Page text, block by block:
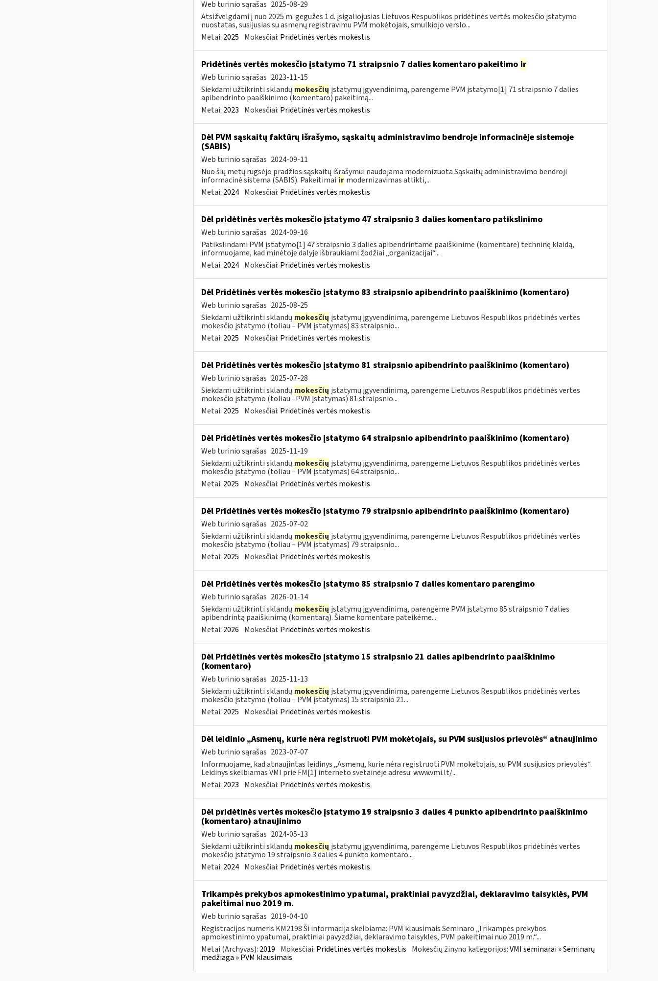
Web turinio sąrašas 2025-08-29
Atsižvelgdami į nuo 2025 m. gegužės 1 d. įsigaliojusias Lietuvos Respublikos pridėtinės vertės mokesčio įstatymo
nuostatas, susijusias su asmenų registravimu PVM mokėtojais, smulkiojo verslo...
Metai: 2025 Mokesčiai: Pridėtinės vertės mokestis
Pridėtinės vertės mokesčio įstatymo 71 straipsnio 7 dalies komentaro pakeitimo ir
Web turinio sąrašas 2023-11-15
Siekdami užtikrinti sklandų mokesčių įstatymų įgyvendinimą, parengėme PVM įstatymo[1] 71 straipsnio 7 dalies
apibendrinto paaiškinimo (komentaro) pakeitimą...
Metai: 2023 Mokesčiai: Pridėtinės vertės mokestis
Dėl PVM sąskaitų faktūrų išrašymo, sąskaitų administravimo bendroje informacinėje sistemoje
(SABIS)
Web turinio sąrašas 2024-09-11
Nuo šių metų rugsėjo pradžios sąskaitų išrašymui naudojama modernizuota Sąskaitų administravimo bendroji
informacinė sistema (SABIS). Pakeitimai ir modernizavimas atlikti,...
Metai: 2024 Mokesčiai: Pridėtinės vertės mokestis
Dėl pridėtinės vertės mokesčio įstatymo 47 straipsnio 3 dalies komentaro patikslinimo
Web turinio sąrašas 2024-09-16
Patikslindami PVM įstatymo[1] 47 straipsnio 3 dalies apibendrintame paaiškinime (komentare) techninę klaidą,
informuojame, kad minėtoje dalyje išbraukiami žodžiai „organizacijai“...
Metai: 2024 Mokesčiai: Pridėtinės vertės mokestis
Dėl Pridėtinės vertės mokesčio įstatymo 83 straipsnio apibendrinto paaiškinimo (komentaro)
Web turinio sąrašas 2025-08-25
Siekdami užtikrinti sklandų mokesčių įstatymų įgyvendinimą, parengėme Lietuvos Respublikos pridėtinės vertės
mokesčio įstatymo (toliau – PVM įstatymas) 83 straipsnio...
Metai: 2025 Mokesčiai: Pridėtinės vertės mokestis
Dėl Pridėtinės vertės mokesčio įstatymo 81 straipsnio apibendrinto paaiškinimo (komentaro)
Web turinio sąrašas 2025-07-28
Siekdami užtikrinti sklandų mokesčių įstatymų įgyvendinimą, parengėme Lietuvos Respublikos pridėtinės vertės
mokesčio įstatymo (toliau –PVM įstatymas) 81 straipsnio...
Metai: 2025 Mokesčiai: Pridėtinės vertės mokestis
Dėl Pridėtinės vertės mokesčio įstatymo 64 straipsnio apibendrinto paaiškinimo (komentaro)
Web turinio sąrašas 2025-11-19
Siekdami užtikrinti sklandų mokesčių įstatymų įgyvendinimą, parengėme Lietuvos Respublikos pridėtinės vertės
mokesčio įstatymo (toliau – PVM įstatymas) 64 straipsnio...
Metai: 2025 Mokesčiai: Pridėtinės vertės mokestis
Dėl Pridėtinės vertės mokesčio įstatymo 79 straipsnio apibendrinto paaiškinimo (komentaro)
Web turinio sąrašas 2025-07-02
Siekdami užtikrinti sklandų mokesčių įstatymų įgyvendinimą, parengėme Lietuvos Respublikos pridėtinės vertės
mokesčio įstatymo (toliau – PVM įstatymas) 79 straipsnio...
Metai: 2025 Mokesčiai: Pridėtinės vertės mokestis
Dėl Pridėtinės vertės mokesčio įstatymo 85 straipsnio 7 dalies komentaro parengimo
Web turinio sąrašas 2026-01-14
Siekdami užtikrinti sklandų mokesčių įstatymų įgyvendinimą, parengėme PVM įstatymo 85 straipsnio 7 dalies
apibendrintą paaiškinimą (komentarą). Šiame komentare pateikėme...
Metai: 2026 Mokesčiai: Pridėtinės vertės mokestis
Dėl Pridėtinės vertės mokesčio įstatymo 15 straipsnio 21 dalies apibendrinto paaiškinimo
(komentaro)
Web turinio sąrašas 2025-11-13
Siekdami užtikrinti sklandų mokesčių įstatymų įgyvendinimą, parengėme Lietuvos Respublikos pridėtinės vertės
mokesčio įstatymo (toliau – PVM įstatymas) 15 straipsnio 21...
Metai: 2025 Mokesčiai: Pridėtinės vertės mokestis
Dėl leidinio „Asmenų, kurie nėra registruoti PVM mokėtojais, su PVM susijusios prievolės“ atnaujinimo
Web turinio sąrašas 2023-07-07
Informuojame, kad atnaujintas leidinys „Asmenų, kurie nėra registruoti PVM mokėtojais, su PVM susijusios prievolės“.
Leidinys skelbiamas VMI prie FM[1] interneto svetainėje adresu: www.vmi.lt/...
Metai: 2023 Mokesčiai: Pridėtinės vertės mokestis
Dėl pridėtinės vertės mokesčio įstatymo 19 straipsnio 3 dalies 4 punkto apibendrinto paaiškinimo
(komentaro) atnaujinimo
Web turinio sąrašas 2024-05-13
Siekdami užtikrinti sklandų mokesčių įstatymų įgyvendinimą, parengėme Lietuvos Respublikos pridėtinės vertės
mokesčio įstatymo 19 straipsnio 3 dalies 4 punkto komentaro...
Metai: 2024 Mokesčiai: Pridėtinės vertės mokestis
Trikampės prekybos apmokestinimo ypatumai, praktiniai pavyzdžiai, deklaravimo taisyklės, PVM
pakeitimai nuo 2019 m.
Web turinio sąrašas 2019-04-10
Registracijos numeris KM2198 Ši informacija skelbiama: PVM klausimais Seminaro „Trikampės prekybos
apmokestinimo ypatumai, praktiniai pavyzdžiai, deklaravimo taisyklės, PVM pakeitimai nuo 2019 m.“...
Metai (Archyvas): 2019 Mokesčiai: Pridėtinės vertės mokestis Mokesčių žinyno kategorijos:VMI seminarai » Seminarų
medžiaga » PVM klausimais